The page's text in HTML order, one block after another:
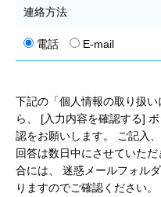
連絡方法
電話 E-mail
下記の「個人情報の取り扱
ら、
[入力内容を確認する]
認をお願いします。
ご記入
回答は数日中にさせていただ
合には、
迷惑メールフォル
りますのでご確認ください。